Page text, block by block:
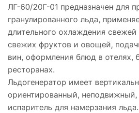
ЛГ-60/20Г-01 предназначен для
гранулированного льда,
длительного охлаждения
свежих фруктов и овощей,
вин, оформления блюд в отелях,
ресторанах.
Льдогенератор имеет
ориентированный,
испаритель для намерзания